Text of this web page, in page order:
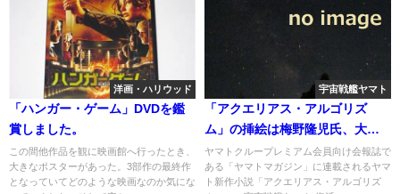
洋画・ハリウッド
「ハンガー・ゲーム」DVDを鑑
賞しました。
この間他作品を観に映画館へ行ったとき、
大きなポスターがあった。3部作の最終作
となっていてどのような映画なのか気にな
宇宙戦艦ヤマト
「アクエリアス・アルゴリズ
ム」の挿絵は梅野隆児氏、大学
にてヤマト2199総監督が出演。
ヤマトクループレミアム会員向け会報誌で
ある「ヤマトマガジン」に連載されるヤマ
ト新作小説「アクエリアス・アルゴリズ